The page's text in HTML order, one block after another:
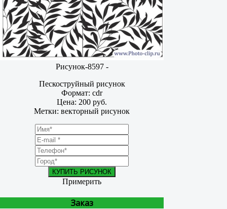
Рисунок-8597 -
Пескоструйный рисунок
Формат: cdr
Цена: 200 руб.
Метки: векторный рисунок
КУПИТЬ РИСУНОК
Примерить
Заказ